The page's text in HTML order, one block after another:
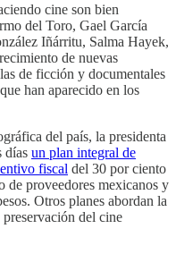
cine son bien
del Toro, Gael García
Iñárritu, Salma Hayek,
de nuevas
de ficción y documentales
han aparecido en los
del país, la presidenta
días un plan integral de
fiscal del 30 por ciento
de proveedores mexicanos y
Otros planes abordan la
del cine